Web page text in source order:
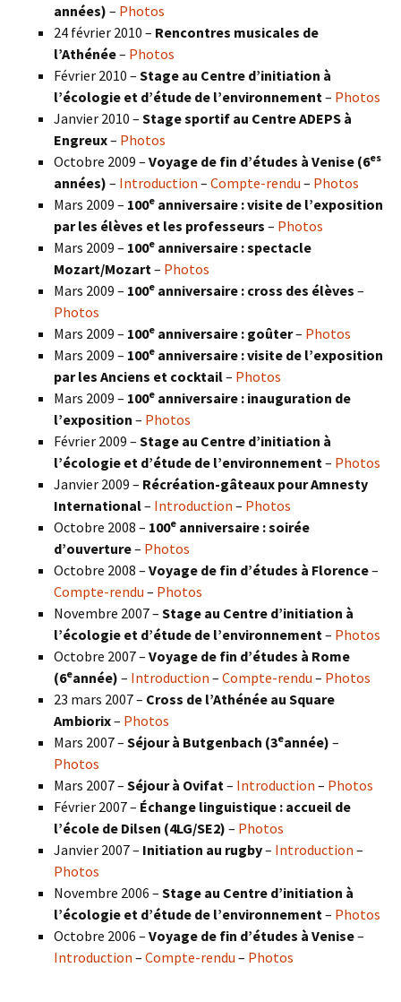
années) – Photos
24 février 2010 – Rencontres musicales de
l’Athénée– Photos
Février 2010 – Stage au Centre d’initiation à
l’écologie et d’étude de l’environnement– Photos
Janvier 2010 – Stage sportif au Centre ADEPS à
Engreux– Photos
Octobre 2009 – Voyage de fin d’études à Venise (6es
années) – Introduction – Compte-rendu – Photos
Mars 2009 – 100e anniversaire : visite de l’exposition
par les élèves et les professeurs – Photos
Mars 2009 – 100e anniversaire : spectacle
Mozart/Mozart– Photos
Mars 2009 – 100e anniversaire : cross des élèves –
Photos
Mars 2009 – 100e anniversaire : goûter– Photos
Mars 2009 – 100e anniversaire : visite de l’exposition
par les Anciens et cocktail– Photos
Mars 2009 – 100e anniversaire : inauguration de
l’exposition – Photos
Février 2009 – Stage au Centre d’initiation à
l’écologie et d’étude de l’environnement– Photos
Janvier 2009 – Récréation-gâteaux pour Amnesty
International– Introduction – Photos
Octobre 2008 – 100e anniversaire : soirée
d’ouverture– Photos
Octobre 2008 – Voyage de fin d’études à Florence–
Compte-rendu – Photos
Novembre 2007 – Stage au Centre d’initiation à
l’écologie et d’étude de l’environnement– Photos
Octobre 2007 – Voyage de fin d’études à Rome
(6eannée) – Introduction – Compte-rendu – Photos
23 mars 2007 – Cross de l’Athénée au Square
Ambiorix– Photos
Mars 2007 – Séjour à Butgenbach (3eannée) –
Photos
Mars 2007 – Séjour à Ovifat– Introduction – Photos
Février 2007 – Échange linguistique : accueil de
l’école de Dilsen (4LG/SE2) – Photos
Janvier 2007 – Initiation au rugby– Introduction –
Photos
Novembre 2006 – Stage au Centre d’initiation à
l’écologie et d’étude de l’environnement– Photos
Octobre 2006 – Voyage de fin d’études à Venise–
Introduction – Compte-rendu – Photos